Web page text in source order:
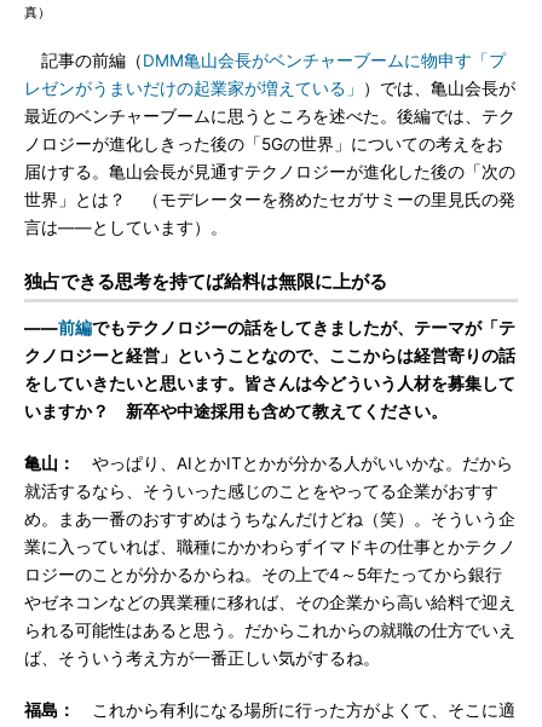
真）
記事の前編（DMM亀山会長がベンチャーブームに物申す「プ
レゼンがうまいだけの起業家が増えている」
）では、亀山会長が
最近のベンチャーブームに思うところを述べた。後編では、テク
ノロジーが進化しきった後の「5Gの世界」についての考えをお
届けする。亀山会長が見通すテクノロジーが進化した後の「次の
世界」とは？ （モデレーターを務めたセガサミーの里見氏の発
言は――としています）。
独占できる思考を持てば給料は無限に上がる
――前編でもテクノロジーの話をしてきましたが、テーマが「テ
クノロジーと経営」ということなので、ここからは経営寄りの話
をしていきたいと思います。皆さんは今どういう人材を募集して
いますか？ 新卒や中途採用も含めて教えてください。
亀山：
やっぱり、AIとかITとかが分かる人がいいかな。だから
就活するなら、そういった感じのことをやってる企業がおすす
め。まあ一番のおすすめはうちなんだけどね（笑）。そういう企
業に入っていれば、職種にかかわらずイマドキの仕事とかテクノ
ロジーのことが分かるからね。その上で4～5年たってから銀行
やゼネコンなどの異業種に移れば、その企業から高い給料で迎え
られる可能性はあると思う。だからこれからの就職の仕方でいえ
ば、そういう考え方が一番正しい気がするね。
福島：
これから有利になる場所に行った方がよくて、そこに適